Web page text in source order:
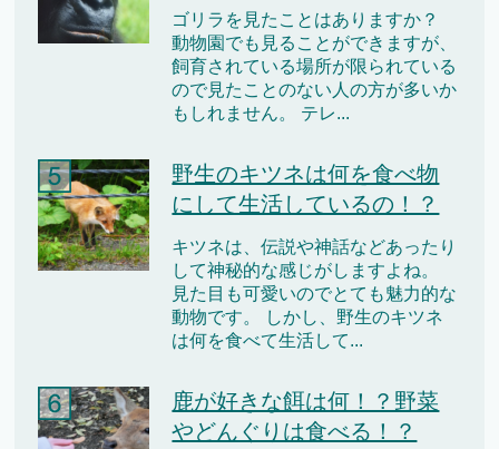
ゴリラを見たことはありますか？
動物園でも見ることができますが、
飼育されている場所が限られている
ので見たことのない人の方が多いか
もしれません。 テレ...
野生のキツネは何を食べ物
にして生活しているの！？
キツネは、伝説や神話などあったり
して神秘的な感じがしますよね。
見た目も可愛いのでとても魅力的な
動物です。 しかし、野生のキツネ
は何を食べて生活して...
鹿が好きな餌は何！？野菜
やどんぐりは食べる！？